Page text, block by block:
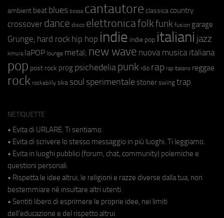
ambient beat blues bossa cantautore classica country
crossover dance disco elettronicafolkfunk fusion garage
Grunge; hard rock hip hop indie indie pop italiani jazz
kimura laPOP lounge metal; new wave nuova musica italiana
pop post rock prog psichedeliapunk r&b rap rap italiano reggae
rock rockabilly ska soul sperimentale stoner swing trap
NETIQUETTE
• Evita di URLARE. Ti sentiamo.
• Evita di scrivere lo stesso messaggio in più luoghi. Ti leggiamo.
• Evita in luoghi pubblici (forum, chat, community) polemiche e
questioni personali.
• Rispetta le idee altrui, le religioni e razze diverse dalla tua, non
bestemmiare né insultare altri utenti.
• Sentiti libero di esprimere le proprie idee, nei limiti
dell'educazione e del rispetto altrui.